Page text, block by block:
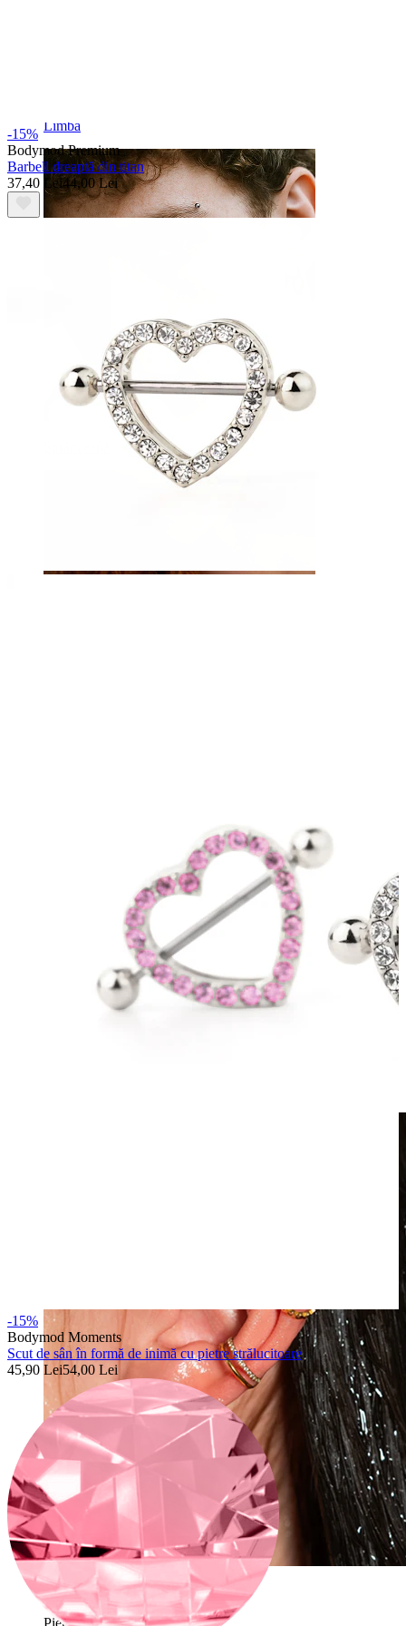
Limbă
Rezistentă la apă
Piercinguri ureche
-15%
Bodymod Premium
Barbell dreaptă din titan
37,40 Lei44,00 Lei
-15%
Bodymod Moments
Scut de sân în formă de inimă cu pietre strălucitoare
45,90 Lei54,00 Lei